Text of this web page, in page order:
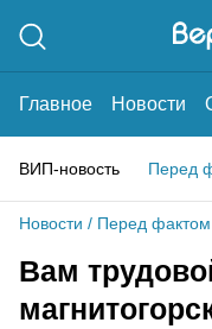
Главное Новости
ВИП-новость Перед
Новости / Перед фактом
Вам